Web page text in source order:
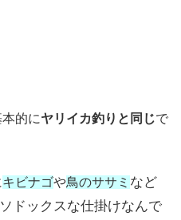
的にヤリイカ釣りと同じで
キビナゴや鳥のササミ など
ドックスな仕掛けなんで